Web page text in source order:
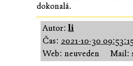
dokonalá.
Autor:li
Čas: 2021-10-30
Web: neuveden
Mail: